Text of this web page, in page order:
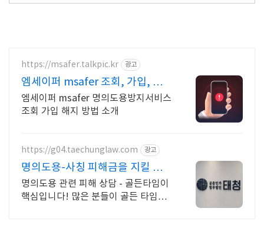
https://msafer.talkpic.kr 광고
엠세이퍼 msafer 조회, 가입, 해
지, 후기
엠세이퍼 msafer 명의도용방지서비스
조회 가입 해지 방법 소개
https://g04.taechunglaw.com 광고
명의도용-사칭 피해금을 지킬 마
지막 기회
명의도용 관련 피해 상담 - 골든타임이
핵심입니다! 많은 분들이 골든 타임을